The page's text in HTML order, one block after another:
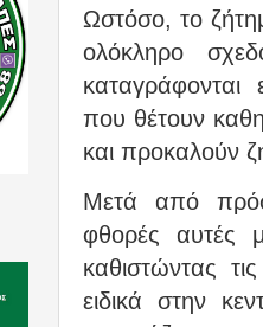
Ωστόσο, το
ολόκληρο
καταγράφονται
που θέτουν
και προκαλούν
Μετά από
φθορές αυτές
καθιστώντας
ειδικά στην